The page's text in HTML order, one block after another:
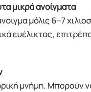
μικρά ανοίγματα
μόλις 6–7
ευέλικτος,
μνήμη. Μπορούν